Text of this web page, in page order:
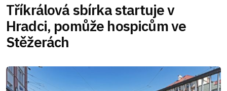
Tříkrálová sbírka startuje v
Hradci, pomůže hospicům ve
Stěžerách